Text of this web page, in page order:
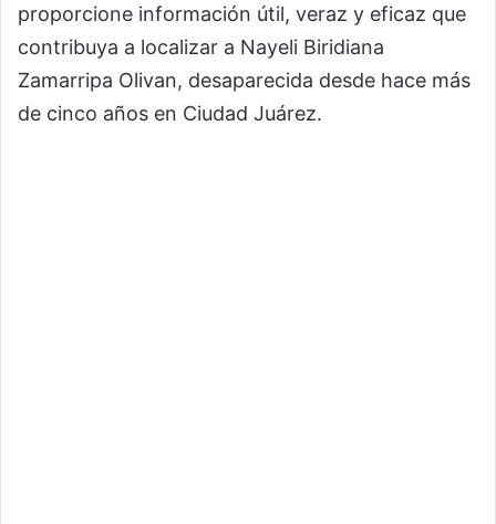
proporcione información útil, veraz y eficaz que
contribuya a localizar a Nayeli Biridiana
Zamarripa Olivan, desaparecida desde hace más
de cinco años en Ciudad Juárez.